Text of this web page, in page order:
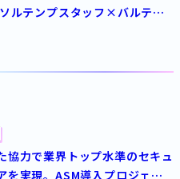
ルテンプスタッフ×バルテ
協力で業界トップ水準のセキュ
を実現。ASM導入プロジェク